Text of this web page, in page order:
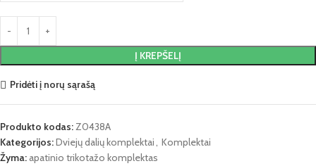
Į KREPŠELĮ
Pridėti į norų sąrašą
Produkto kodas: Z0438A
Kategorijos:Dviejų dalių komplektai
Komplektai
Žyma: apatinio trikotažo komplektas